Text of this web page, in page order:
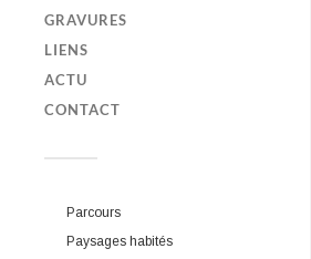
GRAVURES
LIENS
ACTU
CONTACT
Parcours
Paysages habités